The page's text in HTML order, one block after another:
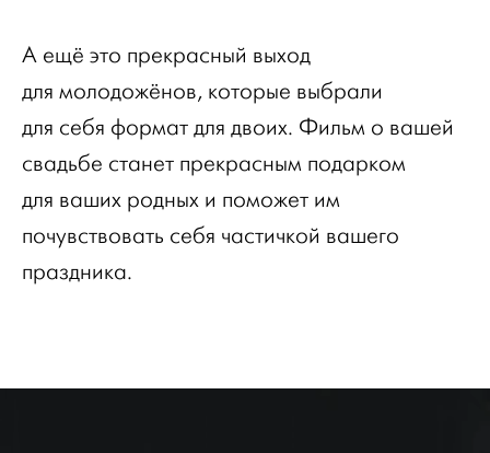
А ещё это прекрасный выход
для молодожёнов, которые выбрали
для себя формат для двоих. Фильм о вашей
свадьбе станет прекрасным подарком
для ваших родных и поможет им
почувствовать себя частичкой вашего
праздника.